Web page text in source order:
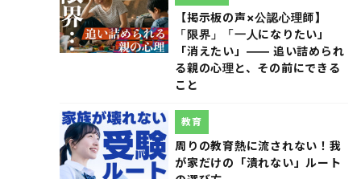
【掲示板の声×公認心理師】
「限界」「一人になりたい」
「消えたい」―― 追い詰められ
る親の心理と、その前にできる
こと
周りの教育熱に流されない！我
が家だけの「潰れない」ルート
教育